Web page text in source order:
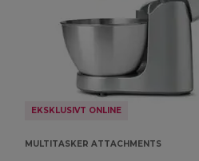
EKSKLUSIVT ONLINE
MULTITASKER ATTACHMENTS